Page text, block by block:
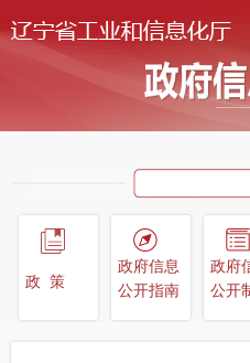
政策
政府信息
公开指南
政府
公开